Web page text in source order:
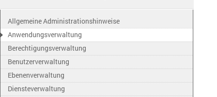
Allgemeine Administrationshinweise
Anwendungsverwaltung
Berechtigungsverwaltung
Benutzerverwaltung
Ebenenverwaltung
Diensteverwaltung